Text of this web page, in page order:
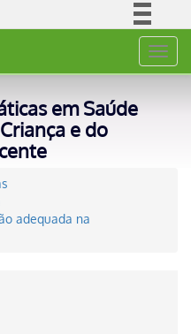
Acesso à informação
em Saúde
e do
adequada na